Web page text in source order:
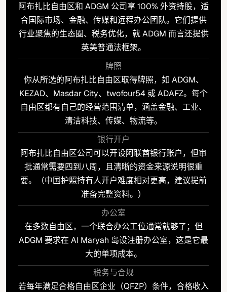
阿布扎比自由区和 ADGM 公司享 100% 外资持股，适
合国际市场、金融、传媒和远程办公团队。它们提供
行业聚焦的生态圈、税务优化，就 ADGM 而言还提供
英美普通法框架。
牌照
你从所选的阿布扎比自由区取得牌照，如 ADGM、
KEZAD、Masdar City、twofour54 或 ADAFZ。每个
自由区都有自己的经营范围清单，涵盖金融、工业、
清洁科技、传媒、物流等。
银行开户
阿布扎比自由区公司可以开设阿联酋银行账户，但审
批通常需要四到八周，且清晰的资金来源说明很重
要。（中国护照持有人开户难度相对更高，建议提前
准备完整资料。）
办公室
在多数自由区，一个联合办公工位通常就够了；但
ADGM 要求在 Al Maryah 岛设注册办公室，这是它最
大的单项成本。
税务与合规
若每年满足合格自由区企业（QFZP）条件，合格收入